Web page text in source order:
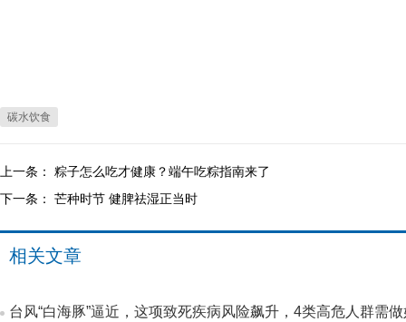
碳水饮食
上一条： 粽子怎么吃才健康？端午吃粽指南来了
下一条： 芒种时节 健脾祛湿正当时
相关文章
台风“白海豚”逼近，这项致死疾病风险飙升，4类高危人群需